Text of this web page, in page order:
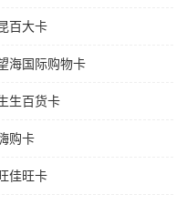
百大卡
海国际购物卡
生百货卡
购卡
佳旺卡